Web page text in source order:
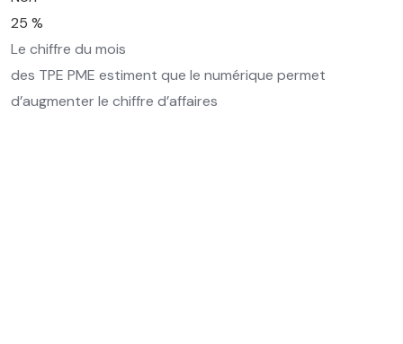
25 %
Le chiffre du mois
des TPE PME estiment que le numérique permet
d’augmenter le chiffre d’affaires